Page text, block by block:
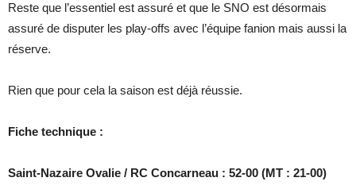
Reste que l’essentiel est assuré et que le SNO est désormais
assuré de disputer les play-offs avec l’équipe fanion mais aussi la
réserve.
Rien que pour cela la saison est déjà réussie.
Fiche technique :
Saint-Nazaire Ovalie / RC Concarneau : 52-00 (MT : 21-00)